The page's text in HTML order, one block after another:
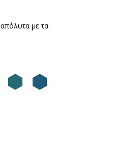
με τα
Matt
Titanio Matt
Jungle
Nero Meteora
Blu Oxygen